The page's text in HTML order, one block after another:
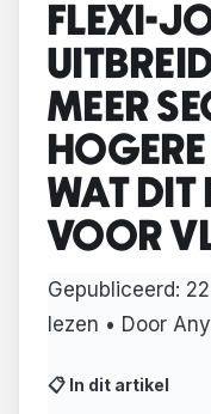
FLEXI-
MEER
WAT DIT
VOOR
Gepubliceerd:
lezen • Door
📋 In dit artikel